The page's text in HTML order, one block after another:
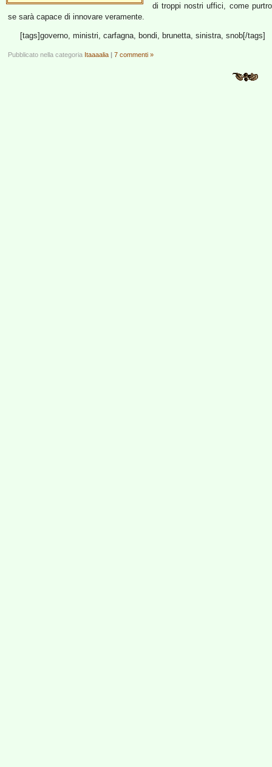
di troppi nostri uffici, come
se sarà capace di innovare veramente.
[tags]governo, ministri, carfagna, bondi, brunetta, sinistra, snob[/tags]
Pubblicato nella categoria Itaaaalia | 7 commenti »